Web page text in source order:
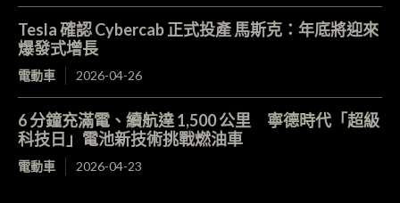
Tesla 確認 Cybercab 正式投產 馬斯克：年底將迎來
爆發式增長
電動車 2026-04-26
6 分鐘充滿電、續航達 1,500 公里 寧德時代「超級
科技日」電池新技術挑戰燃油車
電動車 2026-04-23